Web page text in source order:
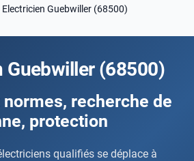
Electricien Guebwiller (68500)
Guebwiller (68500)
recherche de
protection
qualifiés se déplace à